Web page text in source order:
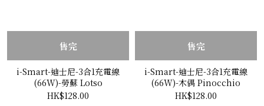
售完
i-Smart-迪士尼-3合1充電線
(66W)-勞蘇 Lotso
HK$128.00
售完
i-Smart-迪士尼-3合1充電線
(66W)-木偶 Pinocchio
HK$128.00